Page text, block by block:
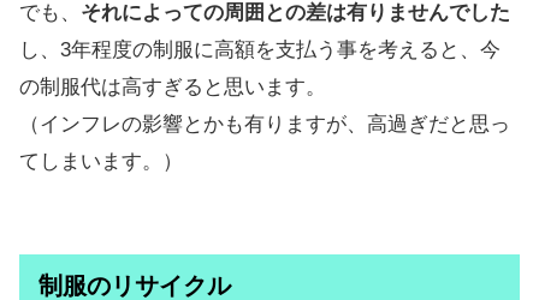
でも、 それによっての周囲との差は有りませんでした
し、3年程度の制服に高額を支払う事を考えると、今
の制服代は高すぎると思います。
（インフレの影響とかも有りますが、高過ぎだと思っ
てしまいます。）
制服のリサイクル